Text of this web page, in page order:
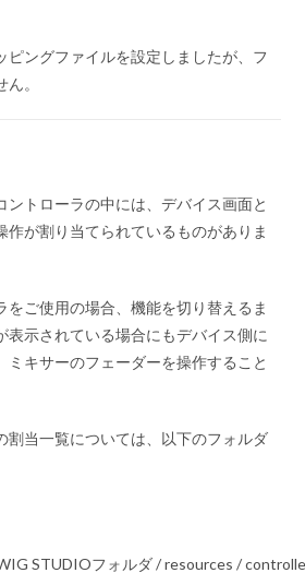
ピングファイルを設定しましたが、フ
。
トローラの中には、デバイス画面と
作が割り当てられているものがありま
をご使用の場合、機能を切り替えるま
表示されている場合にもデバイス側に
ミキサーのフェーダーを操作すること
割当一覧については、以下のフォルダ
STUDIOフォルダ / resources /